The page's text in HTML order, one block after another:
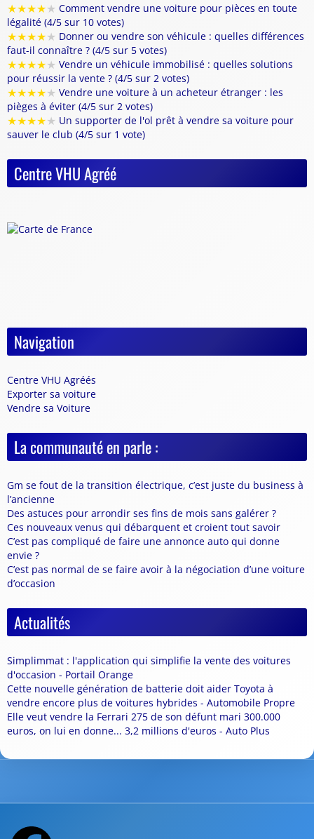
★★★★★ Comment vendre une voiture pour pièces en toute
légalité (4/5 sur 10 votes)
★★★★★ Donner ou vendre son véhicule : quelles différences
faut-il connaître ? (4/5 sur 5 votes)
★★★★★ Vendre un véhicule immobilisé : quelles solutions
pour réussir la vente ? (4/5 sur 2 votes)
★★★★★ Vendre une voiture à un acheteur étranger : les
pièges à éviter (4/5 sur 2 votes)
★★★★★ Un supporter de l'ol prêt à vendre sa voiture pour
sauver le club (4/5 sur 1 vote)
Centre VHU Agréé
Navigation
Centre VHU Agréés
Exporter sa voiture
Vendre sa Voiture
La communauté en parle :
Gm se fout de la transition électrique, c’est juste du business à
l’ancienne
Des astuces pour arrondir ses fins de mois sans galérer ?
Ces nouveaux venus qui débarquent et croient tout savoir
C’est pas compliqué de faire une annonce auto qui donne
envie ?
C’est pas normal de se faire avoir à la négociation d’une voiture
d’occasion
Actualités
Simplimmat : l'application qui simplifie la vente des voitures
d'occasion - Portail Orange
Cette nouvelle génération de batterie doit aider Toyota à
vendre encore plus de voitures hybrides - Automobile Propre
Elle veut vendre la Ferrari 275 de son défunt mari 300.000
euros, on lui en donne... 3,2 millions d'euros - Auto Plus